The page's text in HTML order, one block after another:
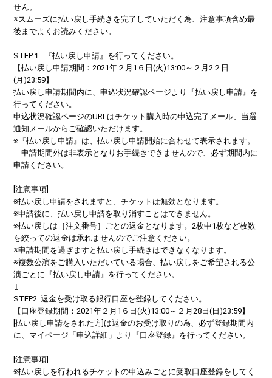
せん。
※スムーズに払い戻し手続きを完了していただく為、注意事項含め最
後までよくお読みください。
STEP１. 『払い戻し申請』を行ってください。
【払い戻し申請期間：2021年２月1６日(火)13:00～２月2２日
(月)23:59】
払い戻し申請期間内に、申込状況確認ページより『払い戻し申請』を
行ってください。
申込状況確認ページのURLはチケット購入時の申込完了メール、当選
通知メールからご確認いただけます。
※『払い戻し申請』は、払い戻し申請開始に合わせて表示されます。
申請期間外は非表示となりお手続きできませんので、必ず期間内に
申請ください。
[注意事項]
※払い戻し申請をされますと、チケットは無効となります。
※申請後に、払い戻し申請を取り消すことはできません。
※払い戻しは［注文番号］ごとの返金となります。2枚中1枚など枚数
を絞っての返金は承れませんのでご注意ください。
※申請期間を過ぎますと払い戻し手続きはできなくなります。
※複数公演をご購入いただいている場合、払い戻しをご希望される公
演ごとに『払い戻し申請』を行ってください。
↓
STEP2. 返金を受け取る銀行口座を登録してください。
【口座登録期間：2021年２月1６日(火)13:00～２月28日(日)23:59】
[払い戻し申請をされた方]は返金のお受け取りの為、必ず登録期間内
に、マイページ「申込詳細」より『口座登録』を行ってください。
[注意事項]
※払い戻しを行われるチケットの申込みごとに受取口座登録をしてく